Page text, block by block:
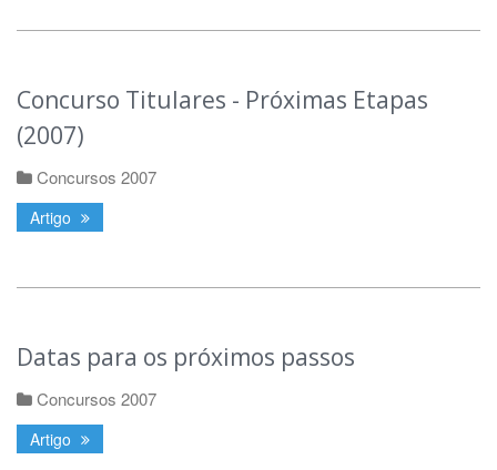
Concurso Titulares - Próximas Etapas
(2007)
Concursos 2007
Artigo
Datas para os próximos passos
Concursos 2007
Artigo